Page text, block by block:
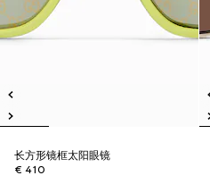
长方形镜框太阳眼镜
€ 410